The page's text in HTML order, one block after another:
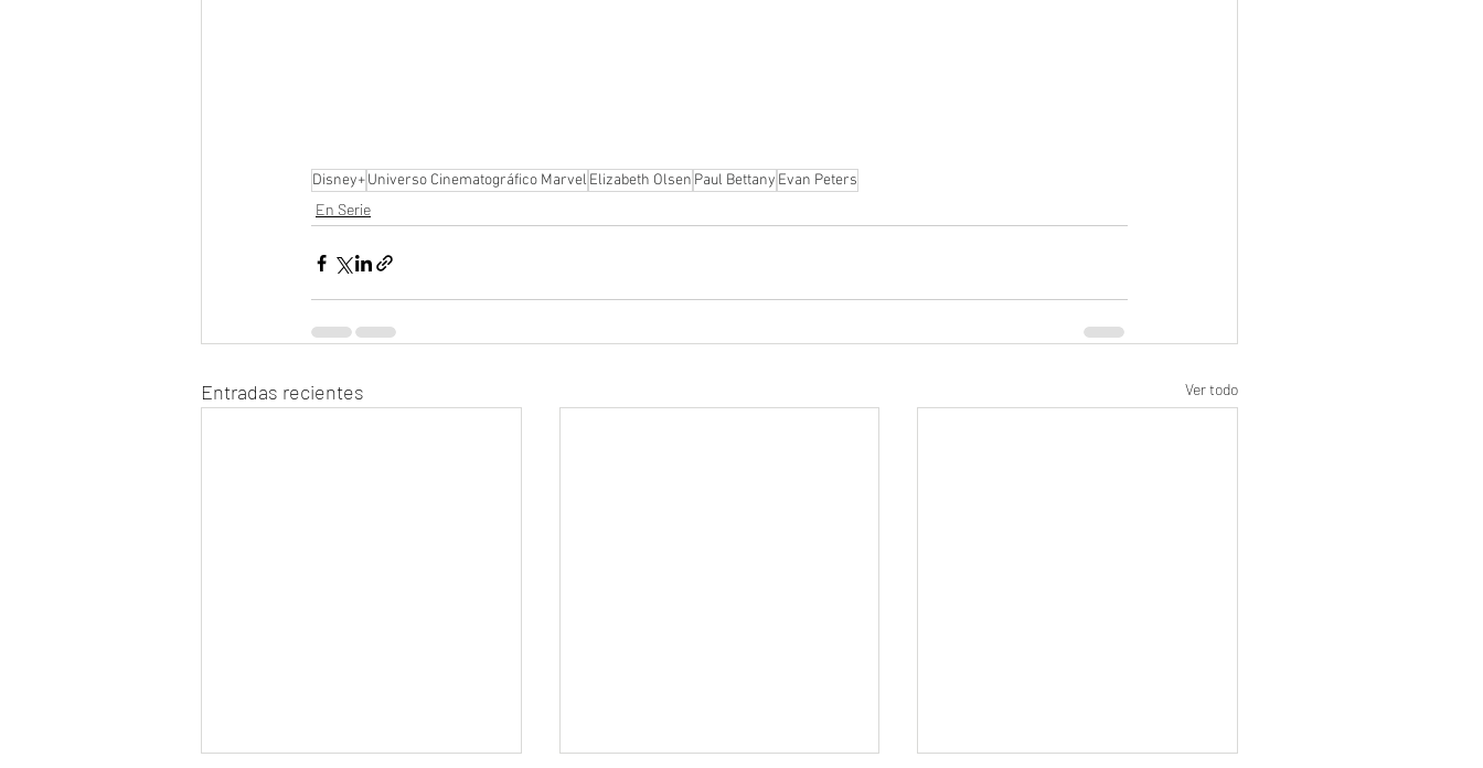
Disney+Universo Cinematográfico Marvel Elizabeth Olsen Paul Bettany Evan Peters
En Serie
Entradas recientes Ver todo